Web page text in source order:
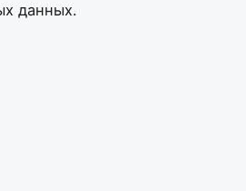
данных.